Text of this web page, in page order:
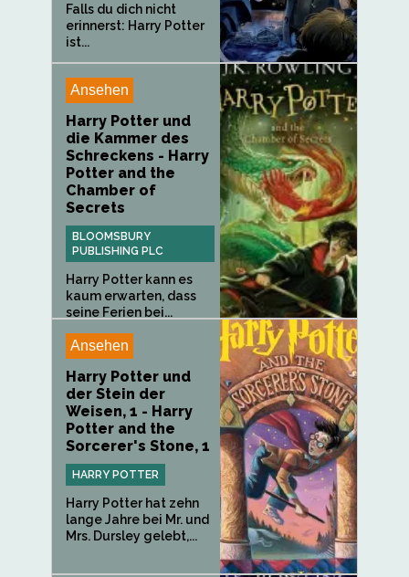
Falls du dich nicht
erinnerst: Harry Potter
ist...
Ansehen
Harry Potter und
die Kammer des
Schreckens - Harry
Potter and the
Chamber of
Secrets
BLOOMSBURY
PUBLISHING PLC
Harry Potter kann es
kaum erwarten, dass
seine Ferien bei...
Ansehen
Harry Potter und
der Stein der
Weisen, 1 - Harry
Potter and the
Sorcerer's Stone, 1
HARRY POTTER
Harry Potter hat zehn
lange Jahre bei Mr. und
Mrs. Dursley gelebt,...